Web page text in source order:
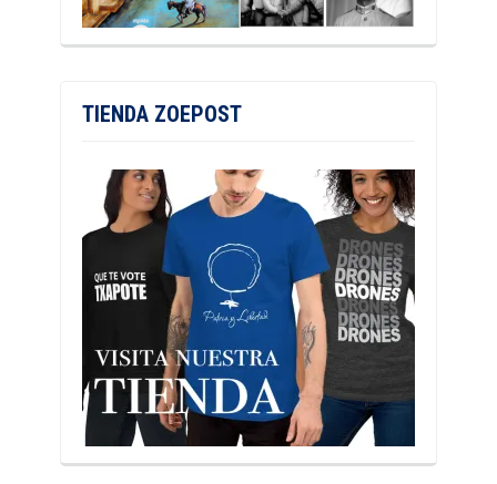
TIENDA ZOEPOST